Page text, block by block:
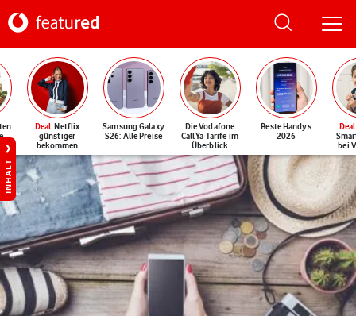
Deal: Netflix
günstiger
bekommen
Samsung Galaxy
S26: Alle Preise
Die Vodafone
CallYa-Tarife im
Überblick
Beste Handys
2026
Deal
bei
INHALT